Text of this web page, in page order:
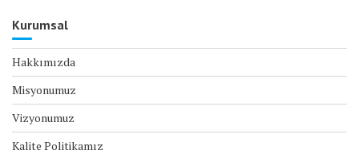
Kurumsal
Hakkımızda
Misyonumuz
Vizyonumuz
Kalite Politikamız